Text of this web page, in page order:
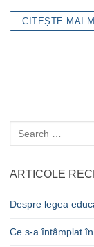
CITEȘTE MAI
Caută
după:
ARTICOLE
Despre legea
Ce s-a întâmplat